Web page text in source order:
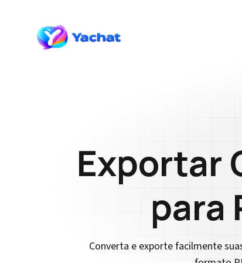
Exportar
para
Converta e exporte facilmente